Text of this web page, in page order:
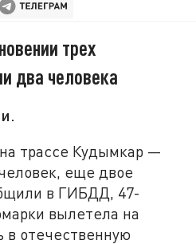
трех
два человека
трассе Кудымкар —
еще двое
в ГИБДД, 47-
вылетела на
в отечественную